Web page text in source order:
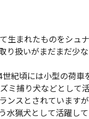
生まれたものをシュ
扱いがまだまだ少な
紀頃には小型の荷車
ミ捕り犬などとして
ンスとされています
猟犬として活躍して